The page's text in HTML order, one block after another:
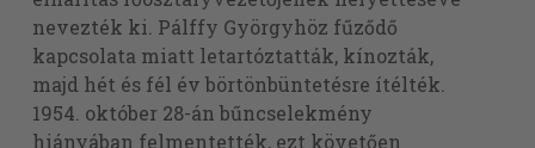
nevezték ki. Pálffy Györgyhöz fűződő
kapcsolata miatt letartóztatták, kínozták,
majd hét és fél év börtönbüntetésre ítélték.
1954. október 28-án bűncselekmény
hiányában felmentették, ezt követően